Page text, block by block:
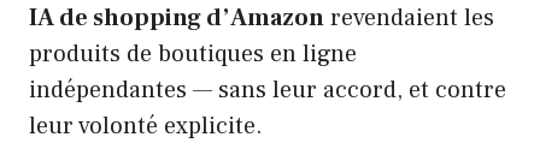
IA de shopping d’Amazonrevendaient les
produits de boutiques en ligne
indépendantes — sans leur accord, et contre
leur volonté explicite.